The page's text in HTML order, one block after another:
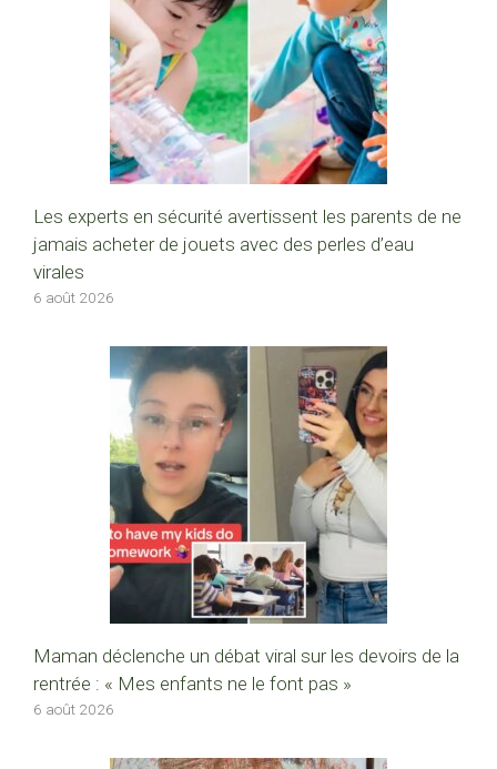
Les experts en sécurité avertissent les parents de ne
jamais acheter de jouets avec des perles d’eau
virales
6 août 2026
Maman déclenche un débat viral sur les devoirs de la
rentrée : « Mes enfants ne le font pas »
6 août 2026